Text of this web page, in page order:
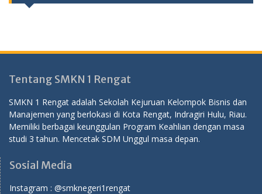
Tentang SMKN 1 Rengat
SMKN 1 Rengat adalah Sekolah Kejuruan Kelompok Bisnis dan
Manajemen yang berlokasi di Kota Rengat, Indragiri Hulu, Riau.
Memiliki berbagai keunggulan Program Keahlian dengan masa
studi 3 tahun. Mencetak SDM Unggul masa depan.
Sosial Media
Instagram : @smknegeri1rengat